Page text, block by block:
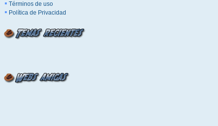
Términos de uso
Política de Privacidad